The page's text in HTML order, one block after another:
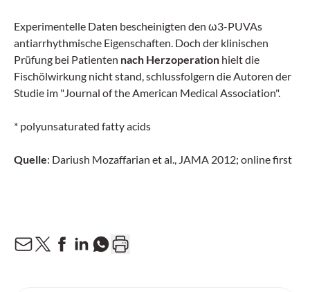
Experimentelle Daten bescheinigten den ω3-PUVAs
antiarrhythmische Eigenschaften. Doch der klinischen
Prüfung bei Patienten nach Herzoperation hielt die
Fischölwirkung nicht stand, schlussfolgern die Autoren der
Studie im "Journal of the American Medical Association".
* polyunsaturated fatty acids
Quelle: Dariush Mozaffarian et al., JAMA 2012; online first